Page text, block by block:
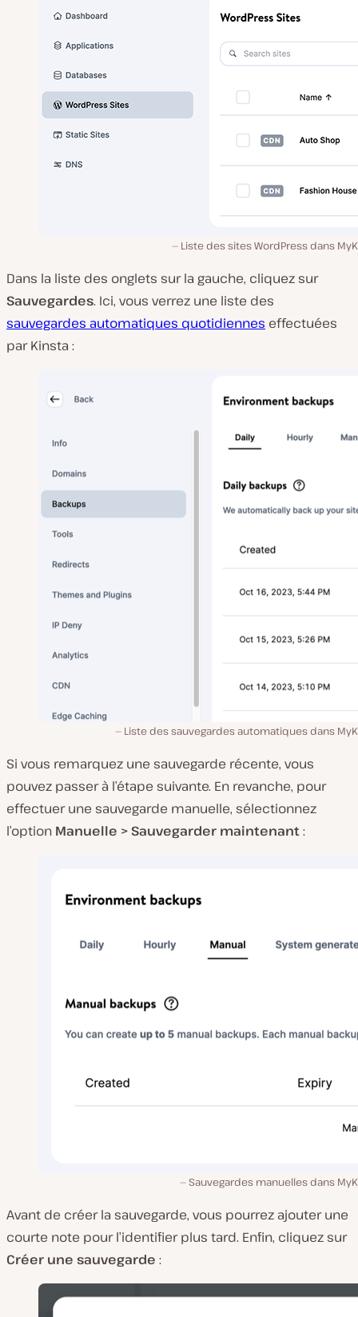
Liste des sites WordPress dans
Dans la liste des onglets sur la gauche, cliquez sur
Sauvegardes. Ici, vous verrez une liste des
sauvegardes automatiques quotidiennes effectuées
par Kinsta :
Liste des sauvegardes automatiques dans
Si vous remarquez une sauvegarde récente, vous
pouvez passer à l’étape suivante. En revanche, pour
effectuer une sauvegarde manuelle, sélectionnez
l’option Manuelle > Sauvegarder maintenant:
Sauvegardes manuelles dans
Avant de créer la sauvegarde, vous pourrez ajouter une
courte note pour l’identifier plus tard. Enfin, cliquez sur
Créer une sauvegarde :